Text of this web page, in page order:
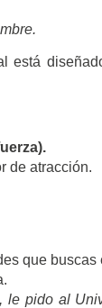
está
de atracción.
que
le pido al